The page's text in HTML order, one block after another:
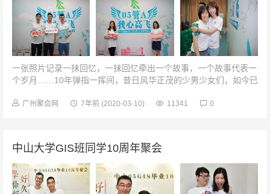
一张照片记录一抹回忆，一抹回忆牵出一个故事，一个故事代表一
个岁月……10年弹指一挥间，昔日风华正茂的少男少女们，如今已
级工管A班毕业10周...
广州聚会网 7年前 (2020-03-10) 11341 0
中山大学GIS班同学10周年聚会